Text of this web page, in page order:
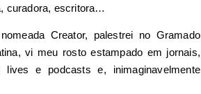
curadora, escritora…
Creator, palestrei no Gramado
vi meu rosto estampado em jornais,
e podcasts e, inimaginavelmente